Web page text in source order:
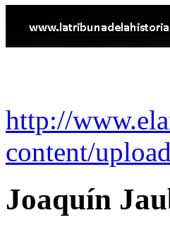
http://
content/
Joaquín